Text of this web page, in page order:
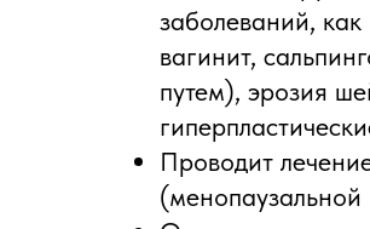
заболеваний, как
вагинит,
путем), эрозия
Проводит